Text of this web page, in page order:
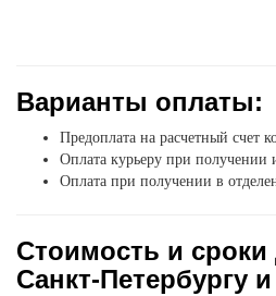
Варианты оплаты:
Предоплата на расчетный счет
Оплата курьеру при получении
Оплата при получении в
Стоимость и сроки
Санкт-Петербургу